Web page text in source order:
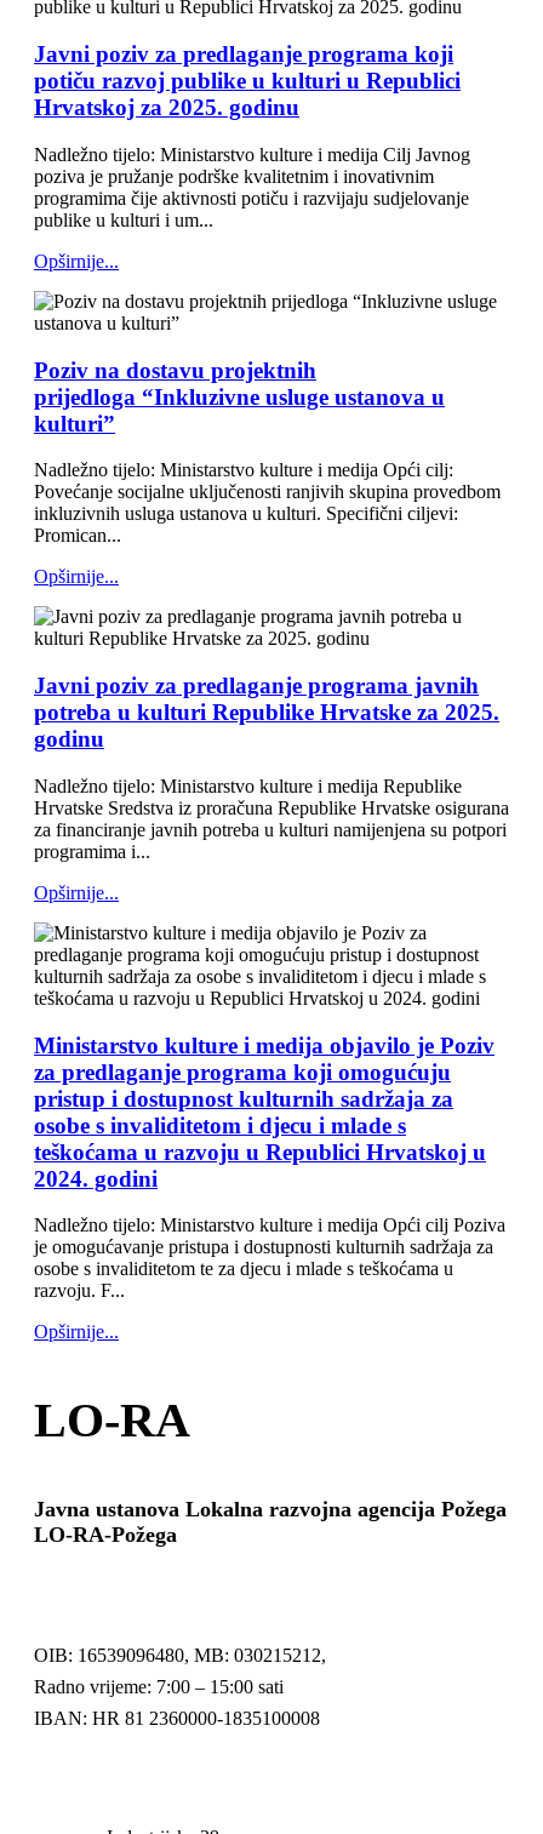
Javni poziv za predlaganje programa koji
potiču razvoj publike u kulturi u Republici
Hrvatskoj za 2025. godinu
Nadležno tijelo: Ministarstvo kulture i medija Cilj Javnog
poziva je pružanje podrške kvalitetnim i inovativnim
programima čije aktivnosti potiču i razvijaju sudjelovanje
publike u kulturi i um...
Opširnije...
Poziv na dostavu projektnih
prijedloga “Inkluzivne usluge ustanova u
kulturi”
Nadležno tijelo: Ministarstvo kulture i medija Opći cilj:
Povećanje socijalne uključenosti ranjivih skupina provedbom
inkluzivnih usluga ustanova u kulturi. Specifični ciljevi:
Promican...
Opširnije...
Javni poziv za predlaganje programa javnih
potreba u kulturi Republike Hrvatske za 2025.
godinu
Nadležno tijelo: Ministarstvo kulture i medija Republike
Hrvatske Sredstva iz proračuna Republike Hrvatske osigurana
za financiranje javnih potreba u kulturi namijenjena su potpori
programima i...
Opširnije...
Ministarstvo kulture i medija objavilo je Poziv
za predlaganje programa koji omogućuju
pristup i dostupnost kulturnih sadržaja za
osobe s invaliditetom i djecu i mlade s
teškoćama u razvoju u Republici Hrvatskoj u
2024. godini
Nadležno tijelo: Ministarstvo kulture i medija Opći cilj Poziva
je omogućavanje pristupa i dostupnosti kulturnih sadržaja za
osobe s invaliditetom te za djecu i mlade s teškoćama u
razvoju. F...
Opširnije...
LO-RA
Javna ustanova Lokalna razvojna agencija Požega
LO-RA-Požega
OIB: 16539096480, MB: 030215212,
Radno vrijeme: 7:00 – 15:00 sati
IBAN: HR 81 2360000-1835100008